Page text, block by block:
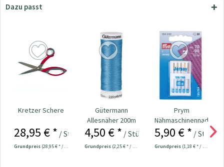
Dazu passt
Kretzer Schere
28,95 € * / Stück
Grundpreis (28,95 € * / 1 Stück)
Gütermann
Allesnäher 200m
Fb. 965 -
jeansblau
4,50 € * / Stück
Grundpreis (2,25 € * / 100 Meter)
Prym
Nähmaschinennadeln
130/705 Jersey
5,90 € * / Stück
Grundpreis (1,18 € * / 1 Stück)